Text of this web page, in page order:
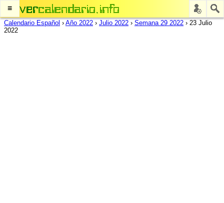
≡
Calendario Español › Año 2022 › Julio 2022 › Semana 29 2022 › 23 Julio
2022